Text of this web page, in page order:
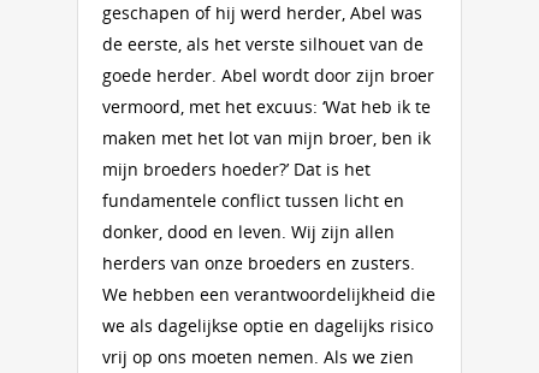
geschapen of hij werd herder, Abel was
de eerste, als het verste silhouet van de
goede herder. Abel wordt door zijn broer
vermoord, met het excuus: ‘Wat heb ik te
maken met het lot van mijn broer, ben ik
mijn broeders hoeder?’ Dat is het
fundamentele conflict tussen licht en
donker, dood en leven. Wij zijn allen
herders van onze broeders en zusters.
We hebben een verantwoordelijkheid die
we als dagelijkse optie en dagelijks risico
vrij op ons moeten nemen. Als we zien